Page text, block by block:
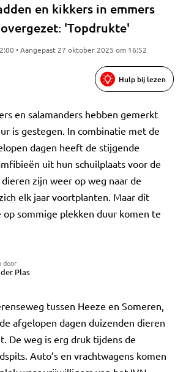
en kikkers in emmers
'Topdrukte'
• Aangepast 27 oktober 2025 om 16:52
Hulp bij lezen
en salamanders hebben gemerkt
is gestegen. In combinatie met de
dagen heeft de stijgende
uit hun schuilplaats voor de
zijn weer op weg naar de
elk jaar voortplanten. Maar dit
sommige plekken duur komen te
door
Plas
tussen Heeze en Someren,
afgelopen dagen duizenden dieren
De weg is erg druk tijdens de
Auto’s en vrachtwagens komen